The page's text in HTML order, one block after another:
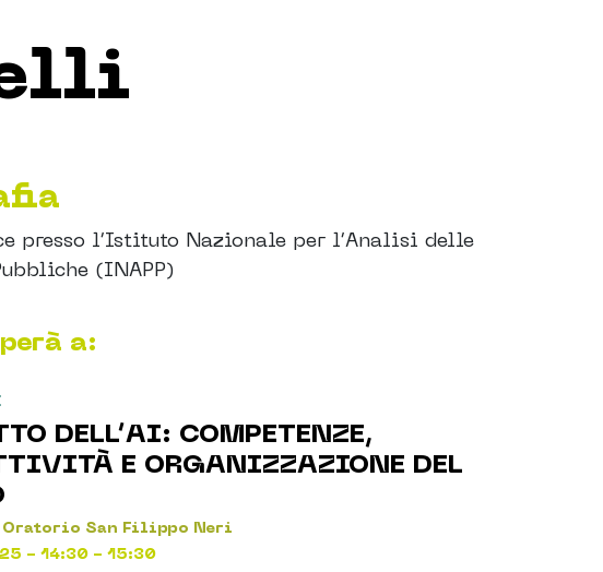
presso l’Istituto Nazionale per l’Analisi delle
(INAPP)
a:
DELL’AI: COMPETENZE,
E ORGANIZZAZIONE DEL
San Filippo Neri
- 14:30 - 15:30